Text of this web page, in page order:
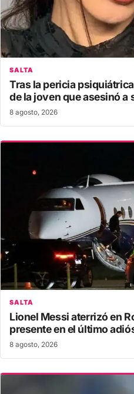
SALTA
Tras la pericia
de la joven que asesinó a
8 agosto, 2026
SALTA
Lionel Messi aterrizó en
presente en el último
8 agosto, 2026